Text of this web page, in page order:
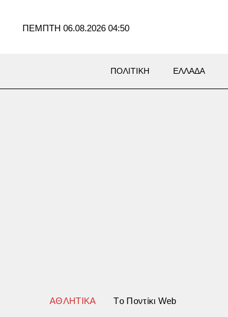
ΠΕΜΠΤΗ 06.08.2026 04:50
ΠΟΛΙΤΙΚΗ ΕΛΛΑΔΑ
ΑΘΛΗΤΙΚΑ Tο Ποντίκι Web